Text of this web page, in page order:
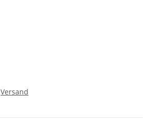
Versand